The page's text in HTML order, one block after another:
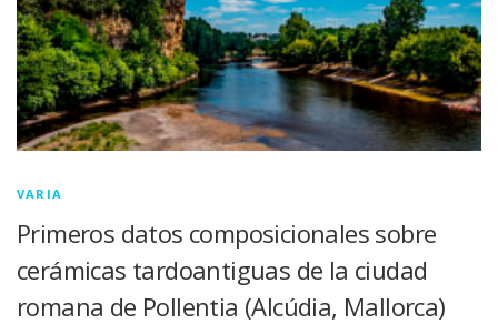
VARIA
Primeros datos composicionales sobre
cerámicas tardoantiguas de la ciudad
romana de Pollentia (Alcúdia, Mallorca)